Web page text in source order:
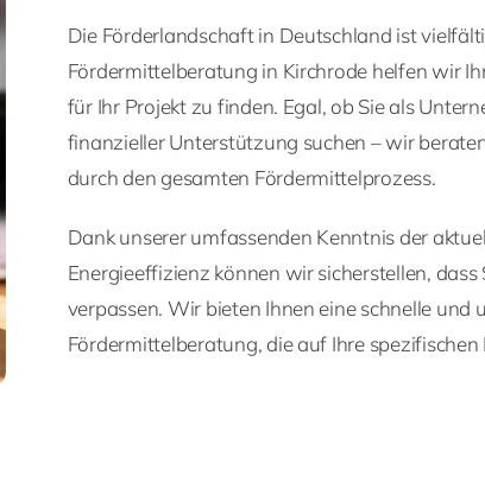
Die Förderlandschaft in Deutschland ist
Fördermittelberatung in Kirchrode helfen wir
für Ihr Projekt zu finden. Egal, ob Sie als
finanzieller Unterstützung suchen – wir
durch den gesamten Fördermittelprozess.
Dank unserer umfassenden Kenntnis der
Energieeffizienz können wir sicherstellen,
verpassen. Wir bieten Ihnen eine schnelle und
Fördermittelberatung, die auf Ihre